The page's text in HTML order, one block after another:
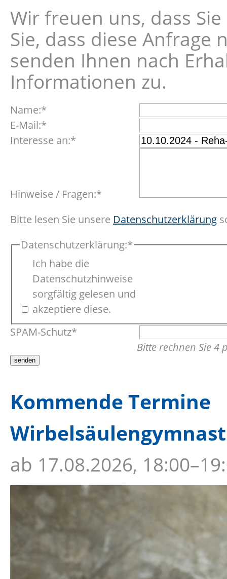
Wir freuen uns, dass
Sie, dass diese
senden Ihnen nach
Informationen zu.
Pflichtfeld
Name:*
Pflichtfeld
E-Mail:*
Pflichtfeld
Interesse an:*
Pflichtfeld
Hinweise / Fragen:*
Bitte lesen Sie unsere Datenschutzerklärung
Pflichtfeld
Datenschutzerklärung:*
Ich habe die
Datenschutzhinweise
sorgfältig gelesen und
akzeptiere diese.
Pflichtfeld
SPAM-Schutz*
Bitte rechnen Sie 4
senden
Kommende Termine
ab 17.08.2026,